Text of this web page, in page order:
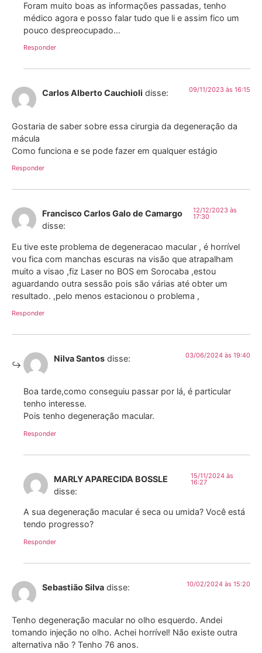
Foram muito boas as informações passadas, tenho
médico agora e posso falar tudo que li e assim fico um
pouco despreocupado…
Responder
Carlos Alberto Cauchioli disse: 09/11/2023 às 16:15
Gostaria de saber sobre essa cirurgia da degeneração da
mácula
Como funciona e se pode fazer em qualquer estágio
Responder
Francisco Carlos Galo de Camargo
disse:
12/12/2023 às
17:30
Eu tive este problema de degeneracao macular , é horrível
vou fica com manchas escuras na visão que atrapalham
muito a visao ,fiz Laser no BOS em Sorocaba ,estou
aguardando outra sessão pois são várias até obter um
resultado. ,pelo menos estacionou o problema ,
Responder
Nilva Santos disse: 03/06/2024 às 19:40
Boa tarde,como conseguiu passar por lá, é particular
tenho interesse.
Pois tenho degeneração macular.
Responder
MARLY APARECIDA BOSSLE
disse:
15/11/2024 às
16:27
A sua degeneração macular é seca ou umida? Você está
tendo progresso?
Responder
Sebastião Silva disse: 10/02/2024 às 15:20
Tenho degeneração macular no olho esquerdo. Andei
tomando injeção no olho. Achei horrível! Não existe outra
alternativa não ? Tenho 76 anos.